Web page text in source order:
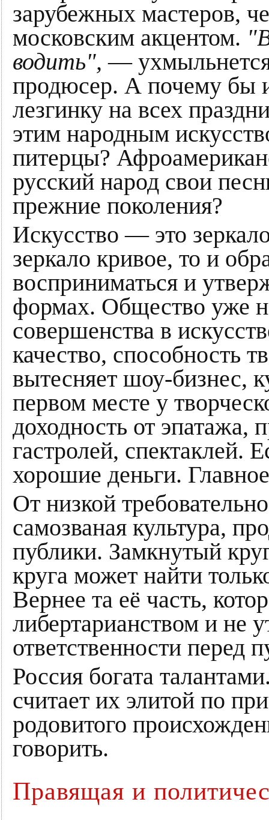
зарубежных мастеров,
московским акцентом.
водить",—
продюсер. А почему бы
лезгинку на всех
этим народным
питерцы?
русский народ свои
прежние поколения?
Искусство — это
зеркало кривое, то и
восприниматься и
формах. Общество уже
совершенства в
качество, способность
вытесняет шоу-бизнес,
первом месте у
доходность от эпатажа,
гастролей, спектаклей.
хорошие деньги.
От низкой
самозваная культура,
публики. Замкнутый
круга может найти
Вернее та её часть,
либертарианством и не
ответственности перед
Россия богата
считает их элитой по
родовитого
говорить.
Правящая и